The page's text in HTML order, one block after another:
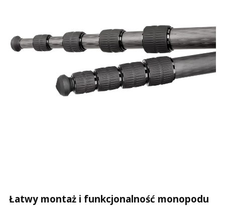
Łatwy montaż i funkcjonalność monopodu